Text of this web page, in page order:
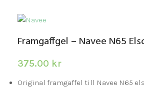
Framgaffgel – Navee N65
375.00 kr
Original framgaffel till Navee N65